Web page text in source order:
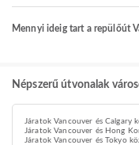
Mennyi ideig tart a repülőút
Népszerű útvonalak
Járatok Vancouver és Calgary
Járatok Vancouver és Hong
Járatok Vancouver és Tokyo